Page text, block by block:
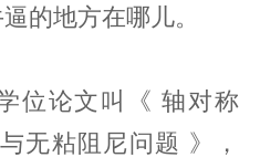
的地方在哪儿。
位论文叫《 轴对称
无粘阻尼问题 》，